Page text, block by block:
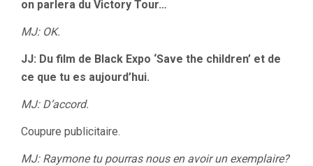
on parlera du Victory Tour…
MJ: OK.
JJ: Du film de Black Expo ‘Save the children’ et de
ce que tu es aujourd’hui.
MJ: D’accord.
Coupure publicitaire.
MJ: Raymone tu pourras nous en avoir un exemplaire?